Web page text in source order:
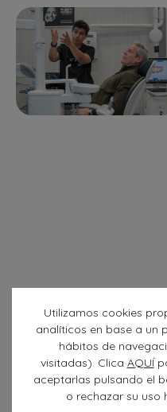
Utilizamos cookies
analíticos en base a un
hábitos de
visitadas). Clica AQUÍ
aceptarlas pulsando el
o rechazar su uso